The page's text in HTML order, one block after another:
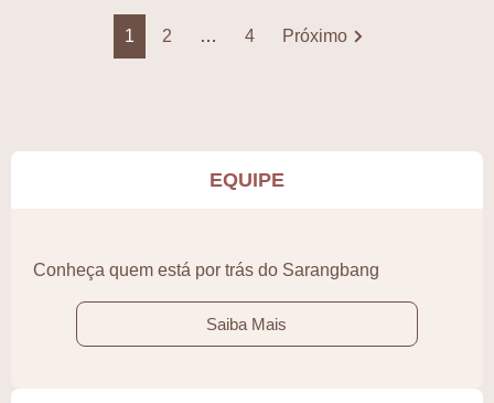
1 2 … 4 Próximo
EQUIPE
Conheça quem está por trás do Sarangbang
Saiba Mais